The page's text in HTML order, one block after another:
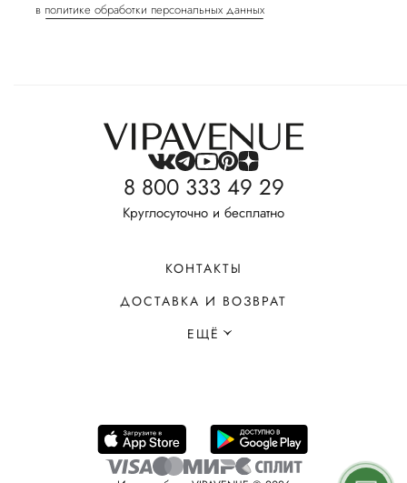
в политике обработки персональных данных
8 800 333 49 29
Круглосуточно и бесплатно
КОНТАКТЫ
ДОСТАВКА И ВОЗВРАТ
ЕЩЁ